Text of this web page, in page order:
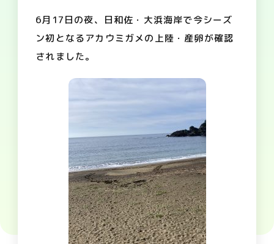
6月17日の夜、日和佐・大浜海岸で今シーズ
ン初となるアカウミガメの上陸・産卵が確認
されました。